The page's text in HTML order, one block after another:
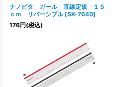
ナノピタ ガール 直線定規 １５
ｃｍ リバーシブル [SK-7640]
176円(税込)